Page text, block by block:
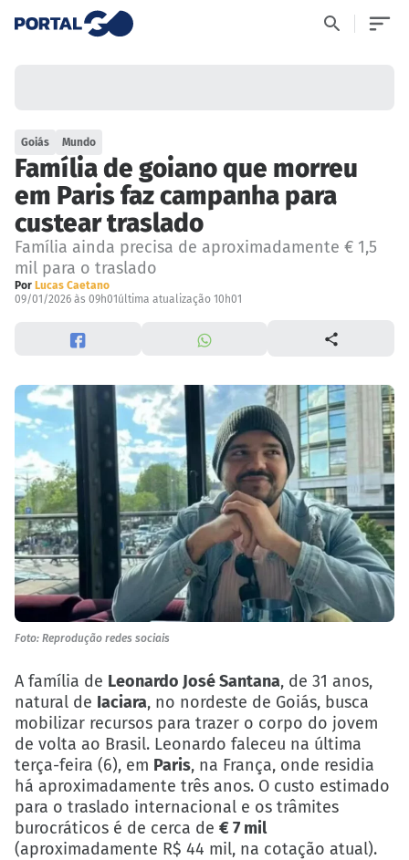
Goiás Mundo
Família de goiano que morreu
em Paris faz campanha para
custear traslado
Família ainda precisa de aproximadamente € 1,5
mil para o traslado
Por Lucas Caetano
09/01/2026 às 09h01 última atualização 10h01
Foto: Reprodução redes sociais
A família de Leonardo José Santana, de 31 anos,
natural de Iaciara, no nordeste de Goiás, busca
mobilizar recursos para trazer o corpo do jovem
de volta ao Brasil. Leonardo faleceu na última
terça-feira (6), em Paris, na França, onde residia
há aproximadamente três anos. O custo estimado
para o traslado internacional e os trâmites
burocráticos é de cerca de € 7 mil
(aproximadamente R$ 44 mil, na cotação atual).